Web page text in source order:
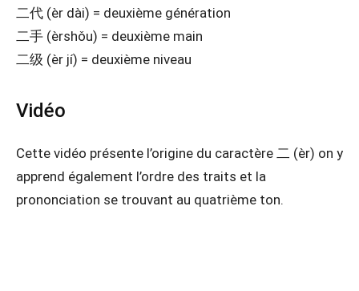
二代 (èr dài) = deuxième génération
二手 (èrshǒu) = deuxième main
二级 (èr jí) = deuxième niveau
Vidéo
Cette vidéo présente l’origine du caractère 二 (èr) on y
apprend également l’ordre des traits et la
prononciation se trouvant au quatrième ton.